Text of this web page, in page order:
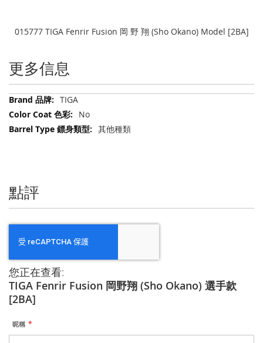
015777 TIGA Fenrir Fusion 岡 野 翔 (Sho Okano) Model [2BA]
更多信息
更
多
息
TIGA
No
其他種類
點評
您正在查看:
TIGA Fenrir Fusion 岡野翔 (Sho Okano) 選手款
[2BA]
昵稱